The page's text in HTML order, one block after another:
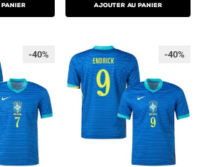
AJOUTER AU PANIER
-40% -40%